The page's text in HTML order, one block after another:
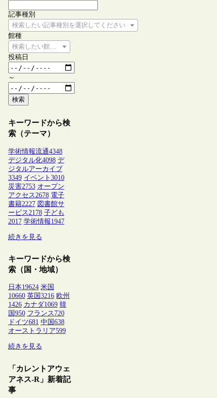
記事種別
検索したい記事種別を選択してください
館種
検索したい館種を選択してください
投稿日
～
検索
キーワードから検
索（テーマ）
学術情報流通4348
デジタル化4098 デ
ジタルアーカイブ
3349 イベント 3010
災害2753 オープン
アクセス 2678 電子
書籍2227 図書館サ
ービス 2178 子ども
2017 学術情報1947
続きを見る
キーワードから検
索（国・地域）
日本19624 米国
10660 英国 3216 欧州
1426 カナダ1069 韓
国 950 フランス 720
ドイツ681 中国 638
オーストラリア599
続きを見る
「カレントアウェ
アネス-R」新着記
事